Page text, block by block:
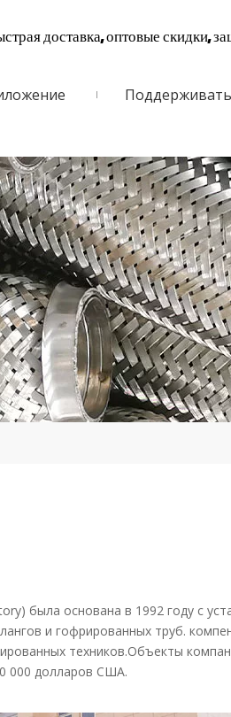
доставка, оптовые скидки,
Поддерживать
была основана в 1992 году с
и гофрированных труб.
техников.Объекты
000 долларов США.